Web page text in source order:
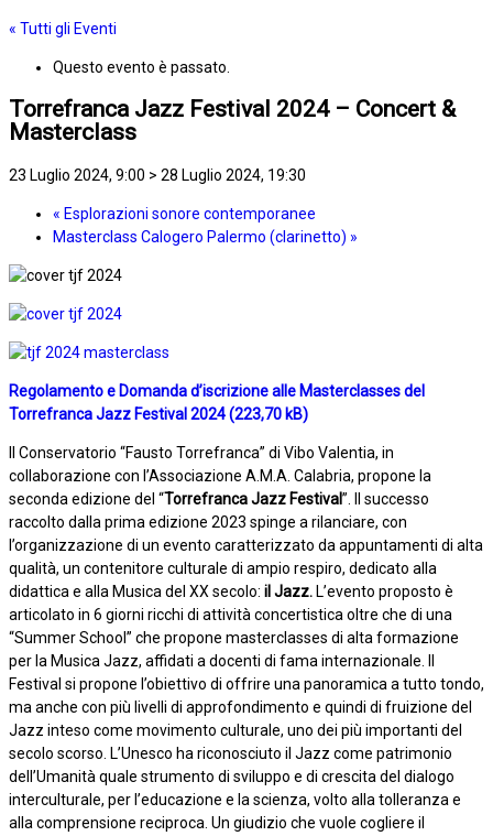
« Tutti gli Eventi
Questo evento è passato.
Torrefranca Jazz Festival 2024 – Concert &
Masterclass
23 Luglio 2024, 9:00 > 28 Luglio 2024, 19:30
« Esplorazioni sonore contemporanee
Masterclass Calogero Palermo (clarinetto) »
Regolamento e Domanda d’iscrizione alle Masterclasses del
Torrefranca Jazz Festival 2024
Il Conservatorio “Fausto Torrefranca” di Vibo Valentia, in
collaborazione con l’Associazione A.M.A. Calabria, propone la
seconda edizione del “Torrefranca Jazz Festival”. Il successo
raccolto dalla prima edizione 2023 spinge a rilanciare, con
l’organizzazione di un evento caratterizzato da appuntamenti di alta
qualità, un contenitore culturale di ampio respiro, dedicato alla
didattica e alla Musica del XX secolo: il Jazz. L’evento proposto è
articolato in 6 giorni ricchi di attività concertistica oltre che di una
“Summer School” che propone masterclasses di alta formazione
per la Musica Jazz, affidati a docenti di fama internazionale. Il
Festival si propone l’obiettivo di offrire una panoramica a tutto tondo,
ma anche con più livelli di approfondimento e quindi di fruizione del
Jazz inteso come movimento culturale, uno dei più importanti del
secolo scorso. L’Unesco ha riconosciuto il Jazz come patrimonio
dell’Umanità quale strumento di sviluppo e di crescita del dialogo
interculturale, per l’educazione e la scienza, volto alla tolleranza e
alla comprensione reciproca. Un giudizio che vuole cogliere il